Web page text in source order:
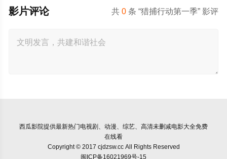
共0 条 “猎捕行动第一季” 影评
影片评论
西瓜影院提供最新热门电视剧、动漫、综艺、高清未删减电影大全免费
在线看
Copyright © 2017 cjdzsw.cc All Rights Reserved
闽ICP备16021969号-15